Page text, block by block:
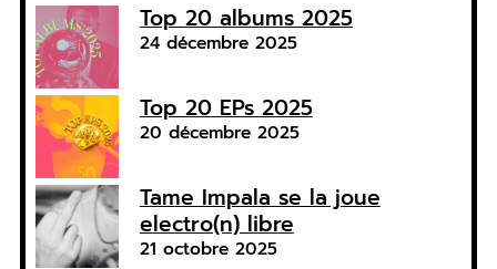
Top 20 albums 2025
24 décembre 2025
Top 20 EPs 2025
20 décembre 2025
Tame Impala se la joue
electro(n) libre
21 octobre 2025